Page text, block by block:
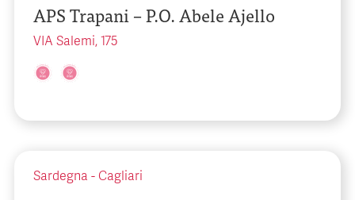
APS Trapani – P.O. Abele Ajello
VIA Salemi, 175
Sardegna - Cagliari